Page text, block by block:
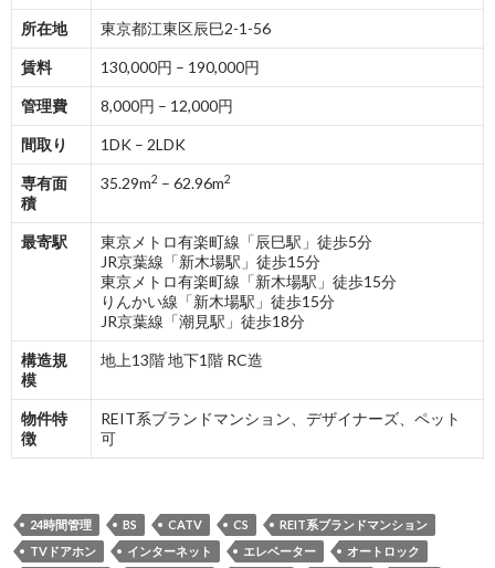
所在地 東京都江東区辰巳2-1-56
賃料 130,000円 – 190,000円
管理費 8,000円 – 12,000円
間取り 1DK – 2LDK
専有面
積
35.29m2 – 62.96m2
最寄駅
東京メトロ有楽町線「辰巳駅」徒歩5分
JR京葉線「新木場駅」徒歩15分
東京メトロ有楽町線「新木場駅」徒歩15分
りんかい線「新木場駅」徒歩15分
JR京葉線「潮見駅」徒歩18分
構造規
模
地上13階 地下1階 RC造
物件特
徴
REIT系ブランドマンション、デザイナーズ、ペット
可
24時間管理 BS CATV CS
REIT系ブランドマンション
TVドアホン
インターネット エレベーター
オートロック